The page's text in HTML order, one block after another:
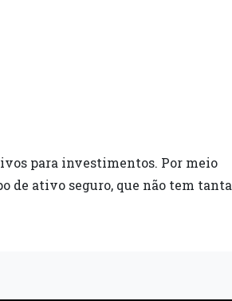
para investimentos. Por meio
de ativo seguro, que não tem tanta